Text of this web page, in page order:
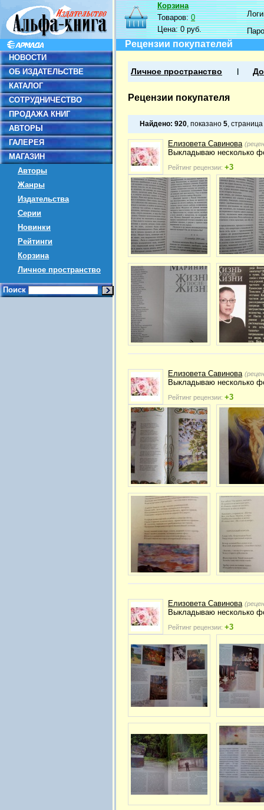
НОВОСТИ
ОБ ИЗДАТЕЛЬСТВЕ
КАТАЛОГ
СОТРУДНИЧЕСТВО
ПРОДАЖА КНИГ
АВТОРЫ
ГАЛЕРЕЯ
МАГАЗИН
Авторы
Жанры
Издательства
Серии
Новинки
Рейтинги
Корзина
Личное пространство
Поиск
Корзина
Товаров:0
Цена:0 руб.
Рецензии покупателей
Личное пространство
Рецензии покупателя
Найдено: 920, показано 5, страница
Елизовета Савинова
Выкладываю несколько
Рейтинг рецензии: +3
Елизовета Савинова
Выкладываю несколько
Рейтинг рецензии: +3
Елизовета Савинова
Выкладываю несколько
Рейтинг рецензии: +3